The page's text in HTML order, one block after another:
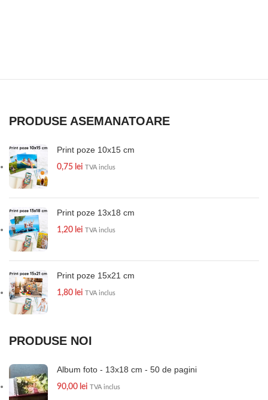
PRODUSE ASEMANATOARE
Print poze 10x15 cm
0,75 lei TVA inclus
Print poze 13x18 cm
1,20 lei TVA inclus
Print poze 15x21 cm
1,80 lei TVA inclus
PRODUSE NOI
Album foto - 13x18 cm - 50 de pagini
90,00 lei TVA inclus